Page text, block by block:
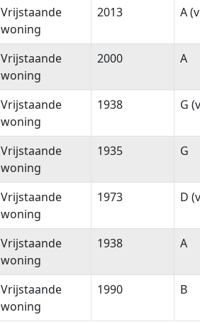
Vrijstaande
woning
2013 A
Vrijstaande
woning
2000 A
Vrijstaande
woning
1938 G
Vrijstaande
woning
1935 G
Vrijstaande
woning
1973 D
Vrijstaande
woning
1938 A
Vrijstaande
woning
1990 B